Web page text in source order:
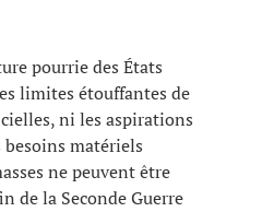
pourrie des États
limites étouffantes de
ni les aspirations
matériels
ne peuvent être
de la Seconde Guerre